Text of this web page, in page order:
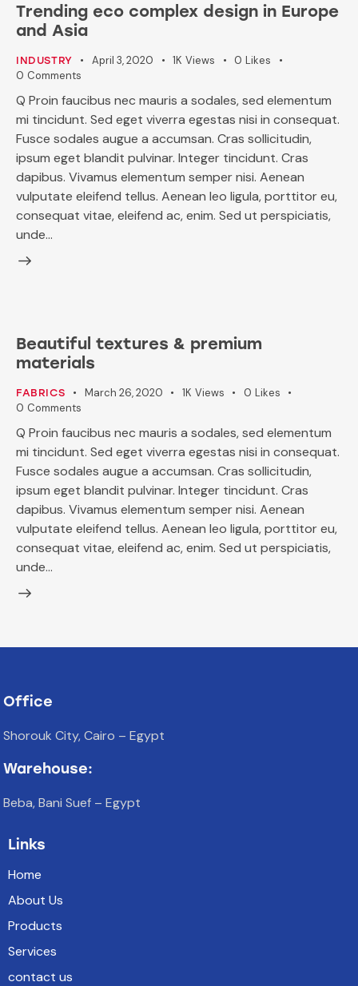
Trending eco complex design in Europe
and Asia
INDUSTRY April 3, 2020 1K Views 0 Likes
0 Comments
Q Proin faucibus nec mauris a sodales, sed elementum
mi tincidunt. Sed eget viverra egestas nisi in consequat.
Fusce sodales augue a accumsan. Cras sollicitudin,
ipsum eget blandit pulvinar. Integer tincidunt. Cras
dapibus. Vivamus elementum semper nisi. Aenean
vulputate eleifend tellus. Aenean leo ligula, porttitor eu,
consequat vitae, eleifend ac, enim. Sed ut perspiciatis,
unde…
Beautiful textures & premium
materials
FABRICS March 26, 2020 1K Views 0 Likes
0 Comments
Q Proin faucibus nec mauris a sodales, sed elementum
mi tincidunt. Sed eget viverra egestas nisi in consequat.
Fusce sodales augue a accumsan. Cras sollicitudin,
ipsum eget blandit pulvinar. Integer tincidunt. Cras
dapibus. Vivamus elementum semper nisi. Aenean
vulputate eleifend tellus. Aenean leo ligula, porttitor eu,
consequat vitae, eleifend ac, enim. Sed ut perspiciatis,
unde…
Office
Shorouk City, Cairo – Egypt
Warehouse:
Beba, Bani Suef – Egypt
Links
Home
About Us
Products
Services
contact us